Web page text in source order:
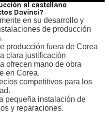
al castellano
Davinci?
en su desarrollo y
de producción
producción fuera de Corea
clara justificación
ofrecen mano de obra
en Corea.
competitivos para los
pequeña instalación de
y reparaciones.